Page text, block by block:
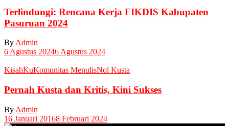
Terlindungi: Rencana Kerja FIKDIS Kabupaten
Pasuruan 2024
By Admin
6 Agustus 20246 Agustus 2024
KisahKuKomunitas MenulisNol Kusta
Pernah Kusta dan Kritis, Kini Sukses
By Admin
16 Januari 20168 Februari 2024